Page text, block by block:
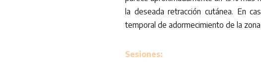
la deseada retracción cutánea. En
temporal de adormecimiento de la
Sesiones: